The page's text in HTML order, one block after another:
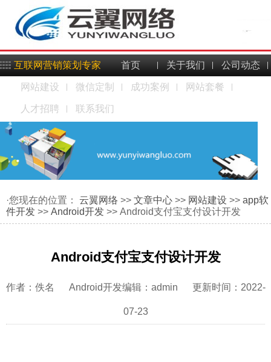
互联网营销策划专家 首页 关于我们 公司动态
网站建设 微信定制 成功案例 网站套餐
人才招聘 联系我们
·您现在的位置： 云翼网络 >> 文章中心 >> 网站建设 >> app软
件开发 >> Android开发 >> Android支付宝支付设计开发
Android支付宝支付设计开发
作者：佚名 Android开发编辑：admin 更新时间：2022-
07-23